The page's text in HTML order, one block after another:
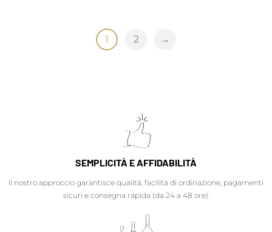
1 2 →
SEMPLICITÀ E AFFIDABILITÀ
Il nostro approccio garantisce qualità, facilità di ordinazione, pagamenti
sicuri e consegna rapida (da 24 a 48 ore).